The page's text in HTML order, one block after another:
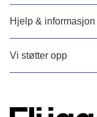
Hjelp & informasjon
Vi støtter opp